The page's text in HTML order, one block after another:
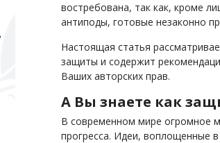
востребована, так как, кроме
антиподы, готовые незаконно
Настоящая статья
защиты и содержит
Ваших авторских прав.
А Вы знаете как
В современном мире огромное
прогресса. Идеи, воплощенные